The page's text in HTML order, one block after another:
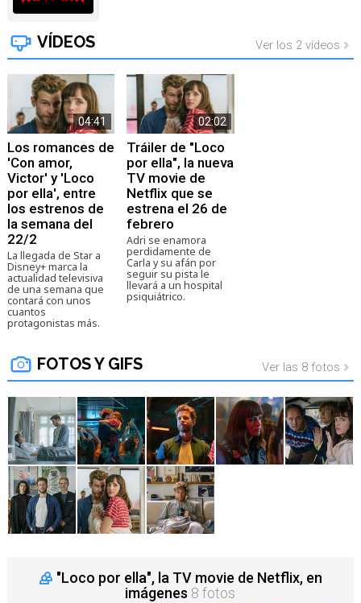
VÍDEOS Ver los 2 vídeos
04:41
Los romances de
'Con amor,
Victor' y 'Loco
por ella', entre
los estrenos de
la semana del
22/2
La llegada de Star a
Disney+ marca la
actualidad televisiva
de una semana que
contará con unos
cuantos
protagonistas más.
02:02
Tráiler de "Loco
por ella", la nueva
TV movie de
Netflix que se
estrena el 26 de
febrero
Adri se enamora
perdidamente de
Carla y su afán por
seguir su pista le
llevará a un hospital
psiquiátrico.
FOTOS Y GIFS Ver las 8 fotos
"Loco por ella", la TV movie de Netflix, en
imágenes 8 fotos